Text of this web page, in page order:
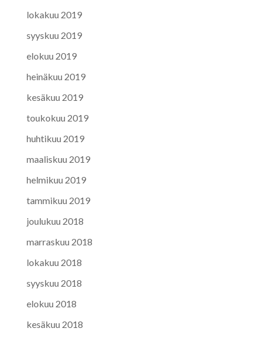
lokakuu 2019
syyskuu 2019
elokuu 2019
heinäkuu 2019
kesäkuu 2019
toukokuu 2019
huhtikuu 2019
maaliskuu 2019
helmikuu 2019
tammikuu 2019
joulukuu 2018
marraskuu 2018
lokakuu 2018
syyskuu 2018
elokuu 2018
kesäkuu 2018